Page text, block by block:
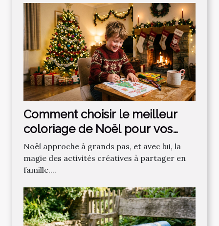
Comment choisir le meilleur
coloriage de Noël pour vos
enfants ?
Noël approche à grands pas, et avec lui, la
magie des activités créatives à partager en
famille....